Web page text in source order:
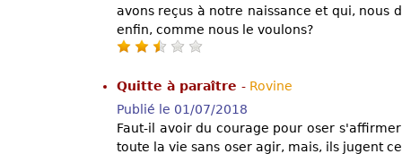
avons reçus à notre naissance et qui, nous
enfin, comme nous le voulons?
Quitte à paraître - Rovine
Publié le 01/07/2018
Faut-il avoir du courage pour oser
toute la vie sans oser agir, mais, ils jugent